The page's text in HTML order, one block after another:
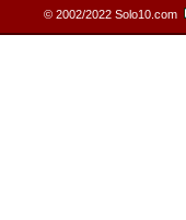
© 2002/2022 Solo10.com